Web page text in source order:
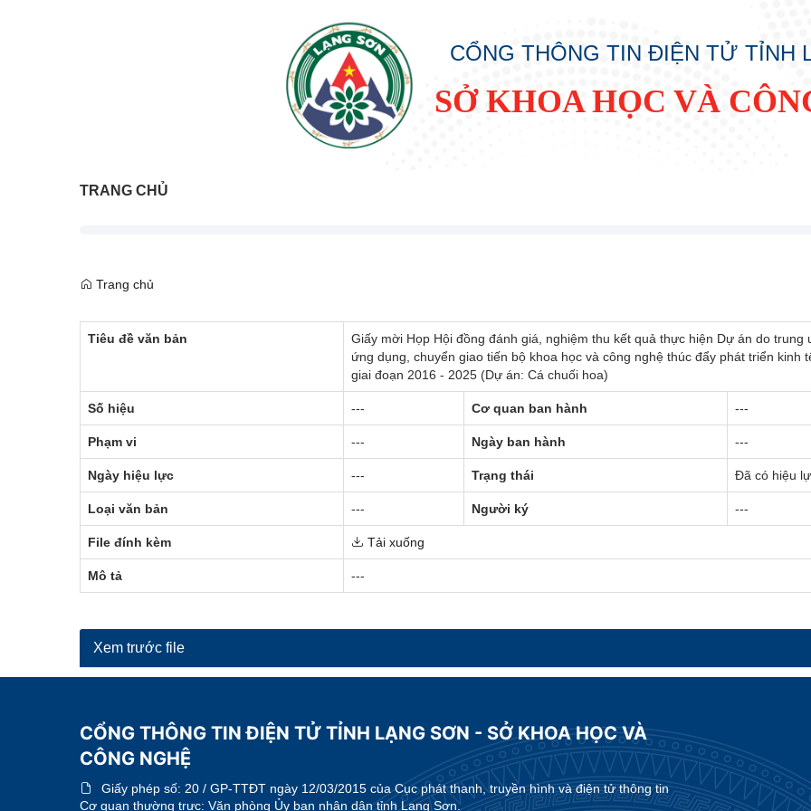
CỔNG THÔNG TIN ĐIỆN TỬ TỈNH
SỞ KHOA HỌC VÀ
TRANG CHỦ
Trang chủ
Tiêu đề văn bản
Giấy mời Họp Hội đồng đánh giá, nghiệm thu kết quả thực hiện Dự án do
ứng dụng, chuyển giao tiến bộ khoa học và công nghệ thúc đẩy phát triển kinh
giai đoạn 2016 - 2025 (Dự án: Cá chuối hoa)
Số hiệu --- Cơ quan ban hành ---
Phạm vi --- Ngày ban hành ---
Ngày hiệu lực --- Trạng thái Đã có hiệu
Loại văn bản --- Người ký ---
File đính kèm Tải xuống
Mô tả ---
Xem trước file
CỔNG THÔNG TIN ĐIỆN TỬ TỈNH LẠNG SƠN - SỞ KHOA HỌC VÀ
CÔNG NGHỆ
Giấy phép số: 20 / GP-TTĐT ngày 12/03/2015 của Cục phát thanh, truyền hình và điện tử thông tin
Cơ quan thường trực: Văn phòng Ủy ban nhân dân tỉnh Lạng Sơn.